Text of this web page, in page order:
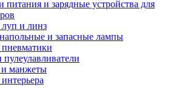
питания и зарядные устройства для
и линз
и запасные лампы
манжеты